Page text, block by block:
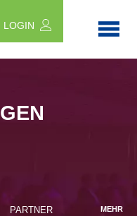
LOGIN
PARTNER MEHR